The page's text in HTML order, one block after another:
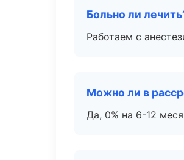
Больно ли
Работаем с
Можно ли в
Да, 0% на 6-12